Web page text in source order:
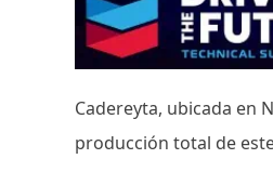
Cadereyta, ubicada en
producción total de